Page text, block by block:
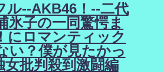
ル--AKB46！--二代
氷子の一同驚愕ま
にロマンティック
い？僕が見たかっ
女批判殺到激闘編